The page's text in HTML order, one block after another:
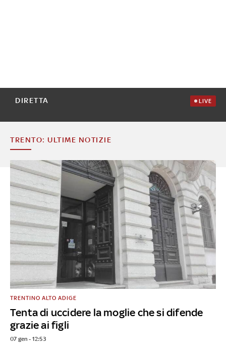
DIRETTA LIVE
TRENTO: ULTIME NOTIZIE
Tenta di uccidere la moglie che si difende
grazie ai figli
TRENTINO ALTO ADIGE
07 gen - 12:53